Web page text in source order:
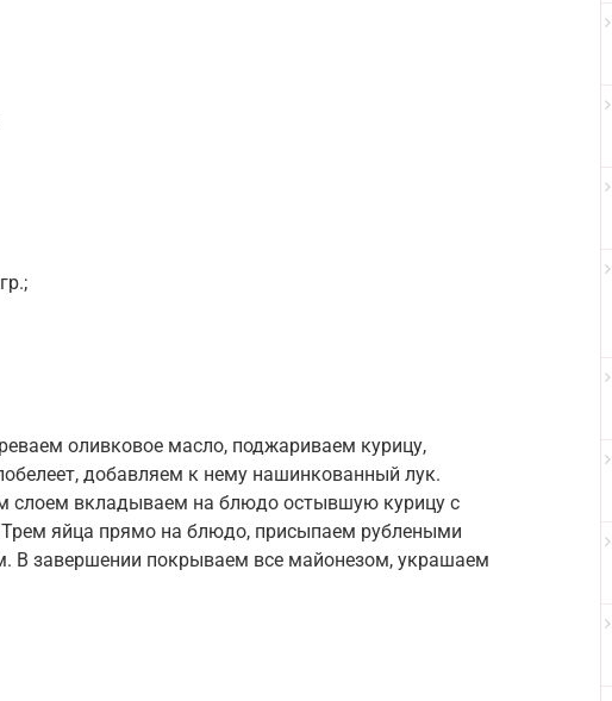
оливковое масло, поджариваем курицу,
добавляем к нему нашинкованный лук.
слоем вкладываем на блюдо остывшую курицу с
яйца прямо на блюдо, присыпаем рублеными
В завершении покрываем все майонезом, украшаем